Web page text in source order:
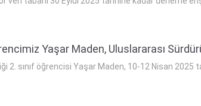
Yaşar Maden, Uluslararası
2. sınıf öğrencisi Yaşar Maden, 10-12 Nisan 2025